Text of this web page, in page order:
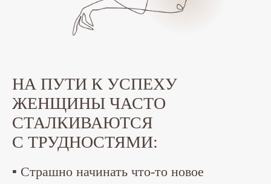
НА ПУТИ К УСПЕХУ
ЖЕНЩИНЫ ЧАСТО
СТАЛКИВАЮТСЯ
С ТРУДНОСТЯМИ:
▪ Страшно начинать что-то новое